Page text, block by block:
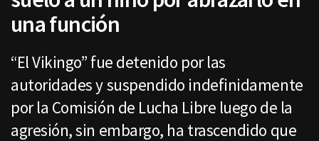
una función
“El Vikingo” fue detenido por las
autoridades y suspendido indefinidamente
por la Comisión de Lucha Libre luego de la
agresión, sin embargo, ha trascendido que